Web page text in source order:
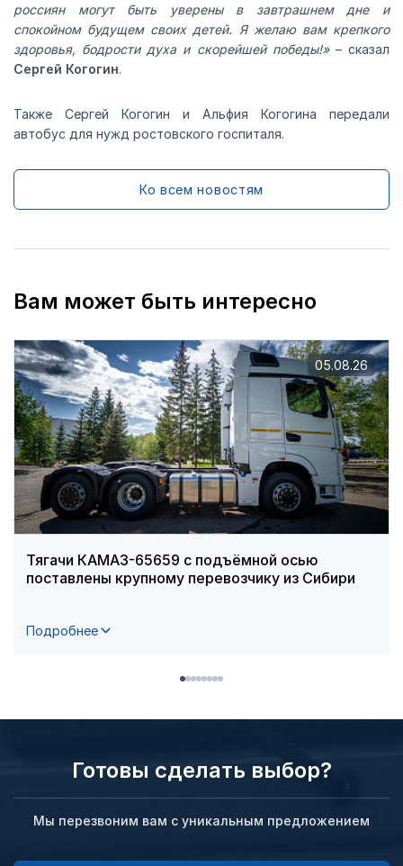
россиян могут быть уверены в завтрашнем дне и
спокойном будущем своих детей. Я желаю вам крепкого
здоровья, бодрости духа и скорейшей победы!»– сказал
Сергей Когогин.
Также Сергей Когогин и Альфия Когогина передали
автобус для нужд ростовского госпиталя.
Ко всем новостям
Вам может быть интересно
Тягачи КАМАЗ-65659 с подъёмной осью
поставлены крупному перевозчику из Сибири
Подробнее
05.08.26
Готовы сделать выбор?
Мы перезвоним вам с уникальным предложением